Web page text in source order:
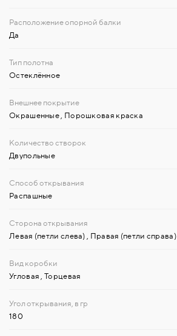
Да
Остеклённое
Окрашенные Порошковая краска
Двупольные
Распашные
Левая (петли слева) Правая (петли справа)
Угловая Торцевая
180